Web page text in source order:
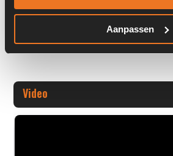
Aanpassen
+ Volledige overige informatie openen
Video